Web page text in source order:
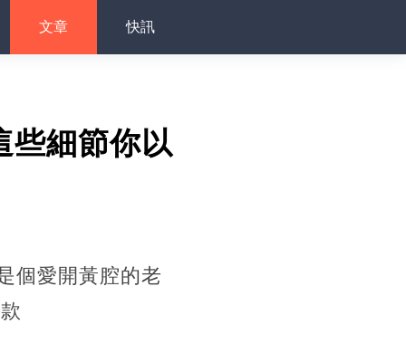
文章 快訊
些細節你以
個愛開黃腔的老